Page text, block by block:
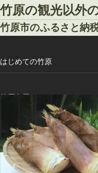
竹原の観光以外
竹原市のふるさと納
はじめての竹原
モデルコース
特集